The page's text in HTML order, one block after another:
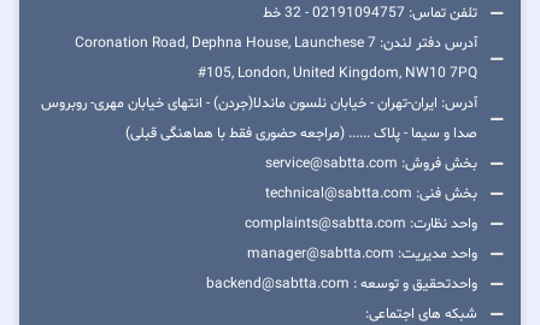
تلفن تماس: 02191094757 - 32 خط
آدرس دفتر لندن: 7 Coronation Road, Dephna House, Launchese
#105, London, United Kingdom, NW10 7PQ
آدرس: ایران-تهران - خیابان نلسون ماندلا(جردن) - انتهای خیابان مهری- روبروس
صدا و سیما - پلاک ...... (مراجعه حضوری فقط با هماهنگی قبلی)
بخش فروش: service@sabtta.com
بخش فنی: technical@sabtta.com
واحد نظارت: complaints@sabtta.com
واحد مدیریت: manager@sabtta.com
واحدتحقیق و توسعه : backend@sabtta.com
شبکه های اجتماعی: